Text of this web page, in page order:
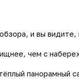
и вы
чем с
панорамный